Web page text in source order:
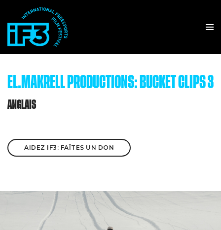
EL.MAKRELL PRODUCTIONS: BUCKET CLIPS 3
ANGLAIS
AIDEZ IF3: FAÎTES UN DON